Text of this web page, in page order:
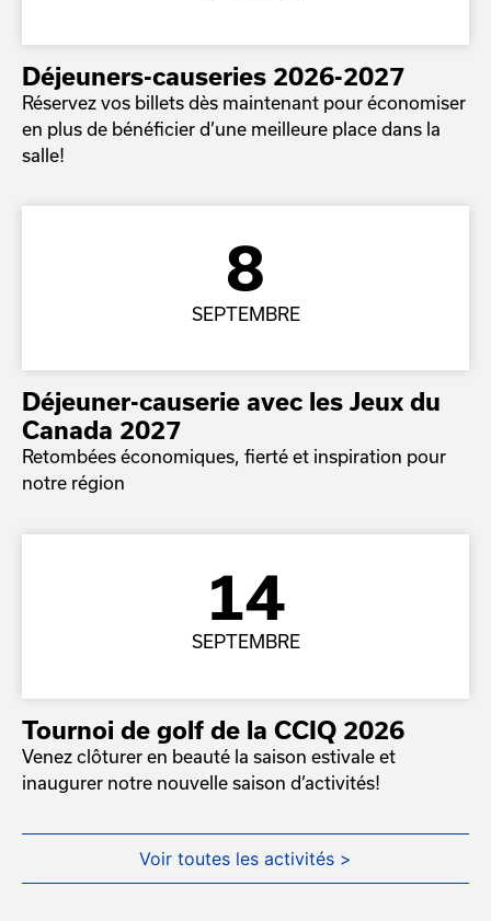
Déjeuners-causeries 2026-2027
Réservez vos billets dès maintenant pour économiser
en plus de bénéficier d’une meilleure place dans la
salle!
8
SEPTEMBRE
Déjeuner-causerie avec les Jeux du
Canada 2027
Retombées économiques, fierté et inspiration pour
notre région
14
SEPTEMBRE
Tournoi de golf de la CCIQ 2026
Venez clôturer en beauté la saison estivale et
inaugurer notre nouvelle saison d’activités!
Voir toutes les activités >